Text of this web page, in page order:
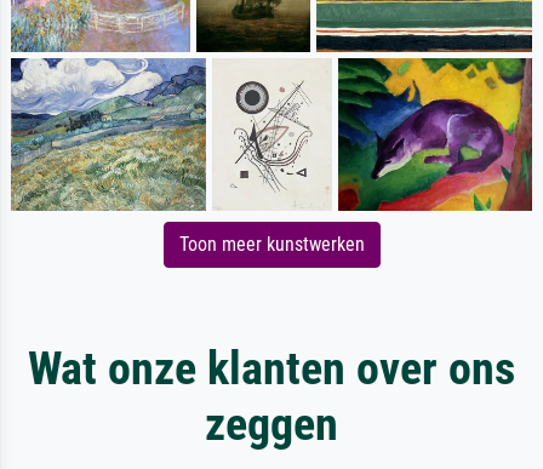
Toon meer kunstwerken
Wat onze klanten over ons
zeggen